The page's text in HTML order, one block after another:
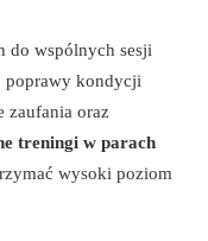
do wspólnych sesji
poprawy kondycji
zaufania oraz
treningi w parach
wysoki poziom